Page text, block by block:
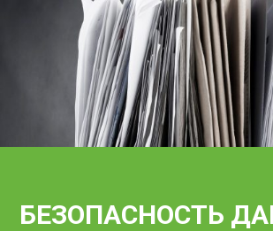
БЕЗОПАСНОСТЬ